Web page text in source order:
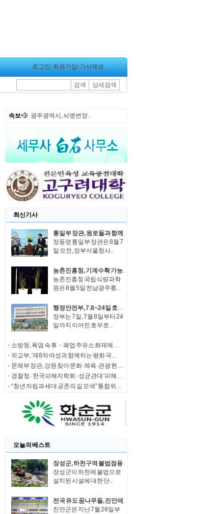
로그인 회원가입 기사제보
검색 상세검색
속보 광주광역시, 뇌병변장..
최신기사
통일부 장관, 원로들과 함께 '한반도 평화공존 발전구상' 공감대 형성 방안 논의
정동영 통일부 장관은 8월 7
일 오전, 정부서울청사..
농촌진흥청, 기계수확 가능한 녹두 새 품종 '채흔' 현장 평가회
농촌진흥청 국립식량과학
원은 8월 5일 전남광주통..
행정안전부, 7.8~24일 호우 피해 특별재난지역 선포
정부는 7일, 7월 8일부터 24
일까지 이어진 호우로 ..
소방청, 폭염 속 휴・폐업 주유소 화재예방에 총력
외교부, '제8차 여성과 함께하는 평화 국제회의' 청년 서포터즈 모집
문체부 장관, 강원 찾아 문화·체육·관광 현장 소통 나서
경찰청 · 한국피해자학회 · 성균관대 '피해자 중심 사법개혁' 학술대회 개최
“청년 자립과 세대 공존의 길 모색” 통합위, '세대상생 자산 특별위원회' 출범
오늘의 베스트
장성군, 하천구역 불법점용 원상복구 추진
장성군이 하천에 불법으로
설치된 시설에 대한 단..
전국 유도 꿈나무들, 진안에서 굵은 땀방울
진안군은 지난 7월 26일부